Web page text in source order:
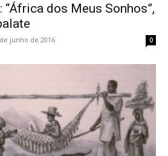
dos Meus Sonhos”,
junho de 2016 0